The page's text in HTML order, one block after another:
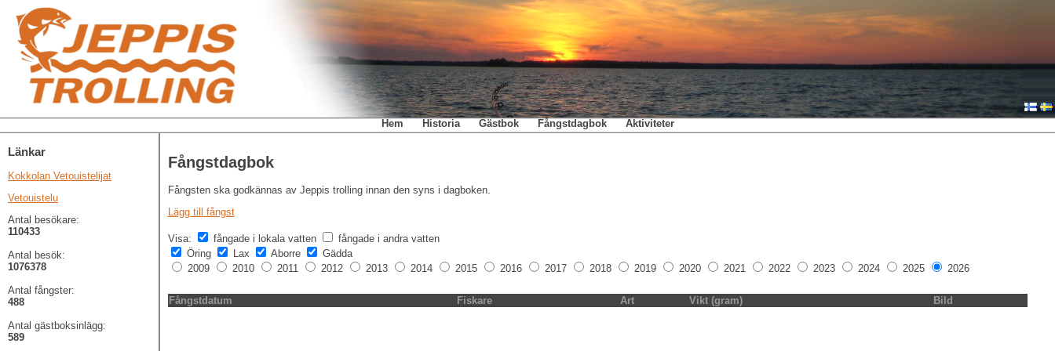
Hem Historia Gästbok Fångstdagbok Aktiviteter
Länkar
Kokkolan Vetouistelijat
Vetouistelu
Antal besökare:
110433
Antal besök:
1076378
Antal fångster:
488
Antal gästboksinlägg:
589
Fångstdagbok
Fångsten ska godkännas av Jeppis trolling innan den syns i dagboken.
Lägg till fångst
Visa: fångade i lokala vatten
fångade i andra vatten
Öring
Lax Aborre
Gädda
2009
2010 2011 2012 2013 2014 2015 2016 2017 2018 2019 2020 2021 2022 2023 2024 2025 2026
Fångstdatum Fiskare Art Vikt (gram) Bild